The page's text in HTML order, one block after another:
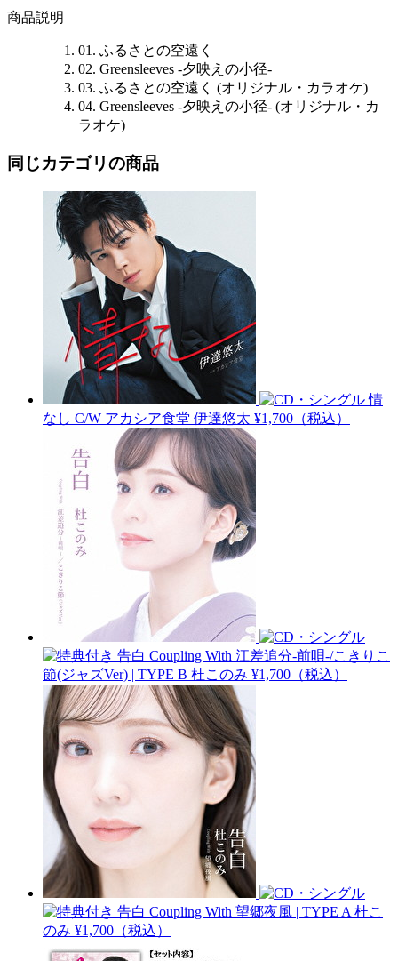
商品説明
01. ふるさとの空遠く
02. Greensleeves -夕映えの小径-
03. ふるさとの空遠く (オリジナル・カラオケ)
04. Greensleeves -夕映えの小径- (オリジナル・カ
ラオケ)
同じカテゴリの商品
情
なし C/W アカシア食堂 伊達悠太 ¥1,700（税込）
告白 Coupling With 江差追分-前唄-/こきりこ
節(ジャズVer) | TYPE B 杜このみ ¥1,700（税込）
告白 Coupling With 望郷夜風 | TYPE A 杜こ
のみ ¥1,700（税込）